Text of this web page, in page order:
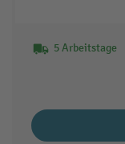
5 Arbeitstage